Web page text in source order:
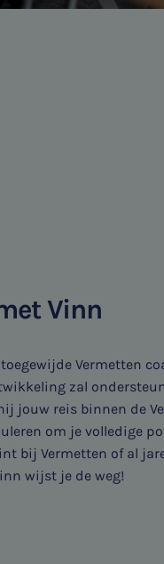
Vinn
Vermetten
zal
jouw reis binnen de
om je volledige
bij Vermetten of al
wijst je de weg!